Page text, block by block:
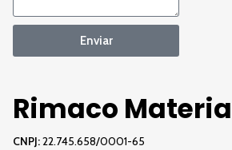
Rimaco
CNPJ:22.745.658/0001-65
Enviar